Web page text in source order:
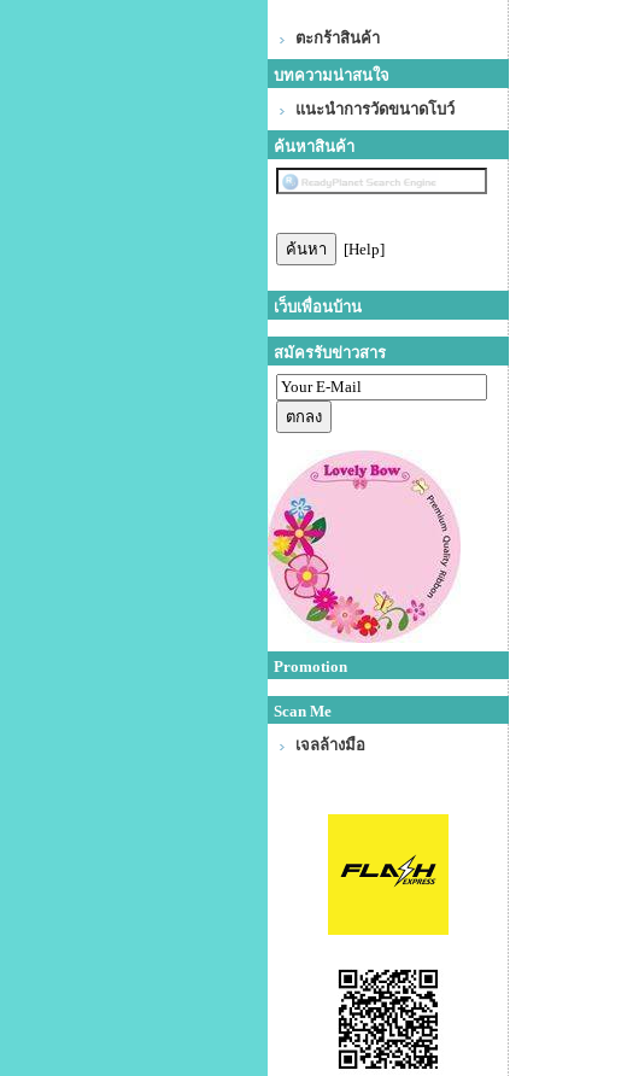
ตะกร้าสินค้า
บทความน่าสนใจ
แนะนำการวัดขนาดโบว์
ค้นหาสินค้า
[Help]
เว็บเพื่อนบ้าน
สมัครรับข่าวสาร
Promotion
Scan Me
เจลล้างมือ